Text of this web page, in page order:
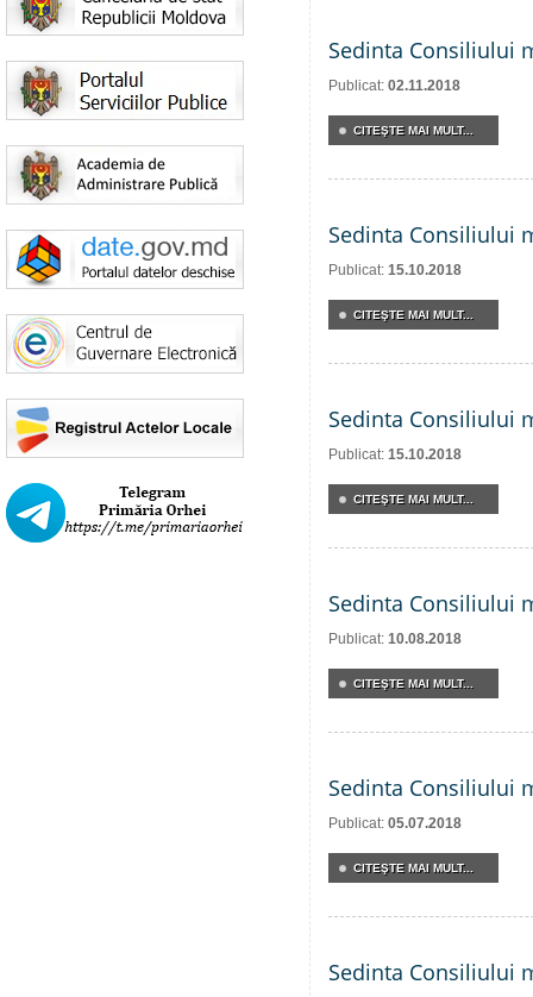
Sedinta Consiliului
Publicat: 02.11.2018
CITEŞTE MAI MULT...
Sedinta Consiliului
Publicat: 15.10.2018
CITEŞTE MAI MULT...
Sedinta Consiliului
Publicat: 15.10.2018
CITEŞTE MAI MULT...
Sedinta Consiliului
Publicat: 10.08.2018
CITEŞTE MAI MULT...
Sedinta Consiliului
Publicat: 05.07.2018
CITEŞTE MAI MULT...
Sedinta Consiliului